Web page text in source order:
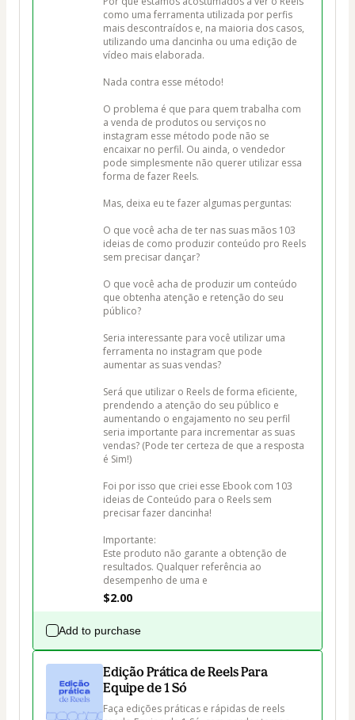
como uma ferramenta utilizada por perfis
mais descontraídos e, na maioria dos casos,
utilizando uma dancinha ou uma edição de
vídeo mais elaborada.
Nada contra esse método!
O problema é que para quem trabalha com
a venda de produtos ou serviços no
instagram esse método pode não se
encaixar no perfil. Ou ainda, o vendedor
pode simplesmente não querer utilizar essa
forma de fazer Reels.
Mas, deixa eu te fazer algumas perguntas:
O que você acha de ter nas suas mãos 103
ideias de como produzir conteúdo pro Reels
sem precisar dançar?
O que você acha de produzir um conteúdo
que obtenha atenção e retenção do seu
público?
Seria interessante para você utilizar uma
ferramenta no instagram que pode
aumentar as suas vendas?
Será que utilizar o Reels de forma eficiente,
prendendo a atenção do seu público e
aumentando o engajamento no seu perfil
seria importante para incrementar as suas
vendas? (Pode ter certeza de que a resposta
é Sim!)
Foi por isso que criei esse Ebook com 103
ideias de Conteúdo para o Reels sem
precisar fazer dancinha!
Importante:
Este produto não garante a obtenção de
resultados. Qualquer referência ao
desempenho de uma e
$2.00
Add to purchase
Edição Prática de Reels Para
Equipe de 1 Só
Faça edições práticas e rápidas de reels